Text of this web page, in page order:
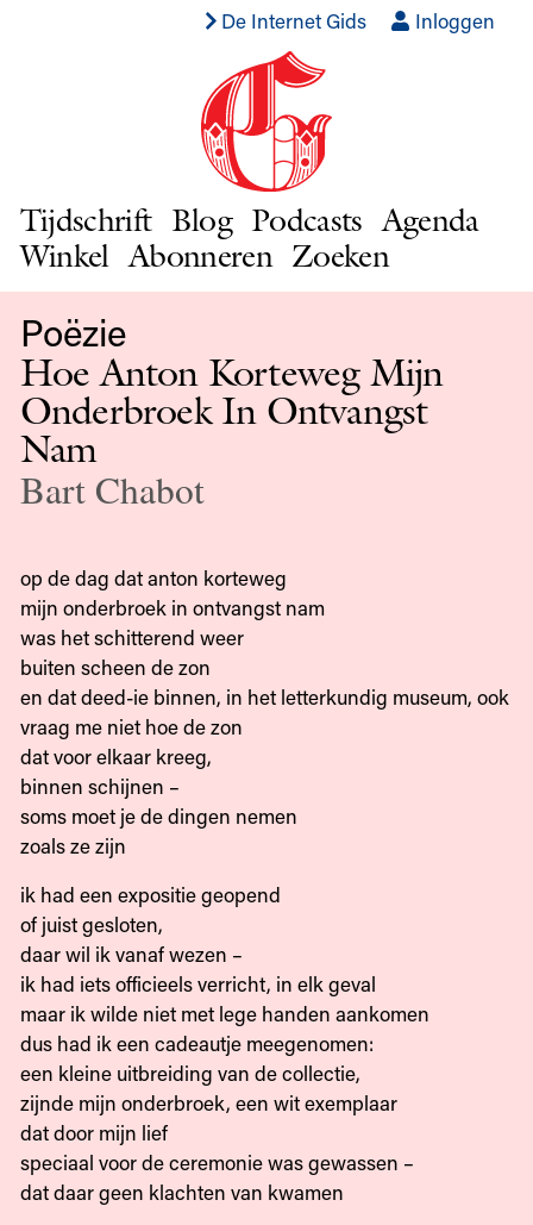
De Internet Gids Inloggen
Tijdschrift Blog Podcasts Agenda
Winkel Abonneren Zoeken
Poëzie
Hoe Anton Korteweg Mijn
Onderbroek In Ontvangst
Nam
Bart Chabot
op de dag dat anton korteweg
mijn onderbroek in ontvangst nam
was het schitterend weer
buiten scheen de zon
en dat deed-ie binnen, in het letterkundig museum, ook
vraag me niet hoe de zon
dat voor elkaar kreeg,
binnen schijnen –
soms moet je de dingen nemen
zoals ze zijn
ik had een expositie geopend
of juist gesloten,
daar wil ik vanaf wezen –
ik had iets officieels verricht, in elk geval
maar ik wilde niet met lege handen aankomen
dus had ik een cadeautje meegenomen:
een kleine uitbreiding van de collectie,
zijnde mijn onderbroek, een wit exemplaar
dat door mijn lief
speciaal voor de ceremonie was gewassen –
dat daar geen klachten van kwamen